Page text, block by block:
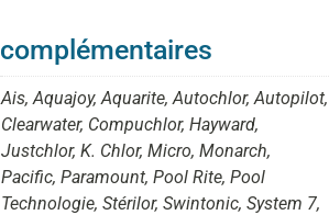
Ais, Aquajoy, Aquarite, Autochlor, Autopilot,
Clearwater, Compuchlor, Hayward,
Justchlor, K. Chlor, Micro, Monarch,
Pacific, Paramount, Pool Rite, Pool
Technologie, Stérilor, Swintonic, System 7,